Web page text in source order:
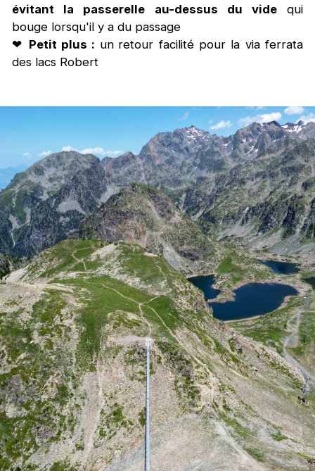
évitant la passerelle
au-dessus du vide qui
bouge lorsqu'il y a du passage
❤ Petit plus : un retour facilité pour la via ferrata
des lacs Robert